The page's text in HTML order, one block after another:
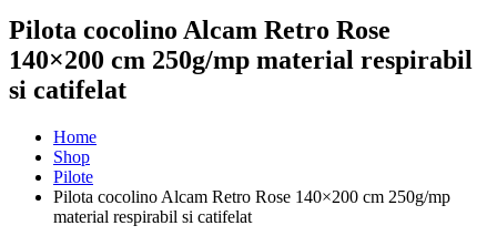
Pilota cocolino Alcam Retro Rose
140×200 cm 250g/mp material respirabil
si catifelat
Home
Shop
Pilote
Pilota cocolino Alcam Retro Rose 140×200 cm 250g/mp
material respirabil si catifelat